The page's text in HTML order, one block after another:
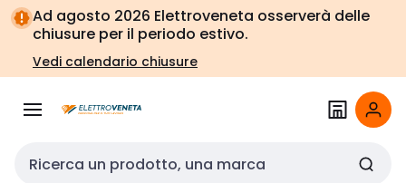
Vai alla
navigazione
Vai
alla
pagina
Ad agosto 2026 Elettroveneta osserverà delle
chiusure per il periodo estivo.
Vedi calendario chiusure
Cerca input